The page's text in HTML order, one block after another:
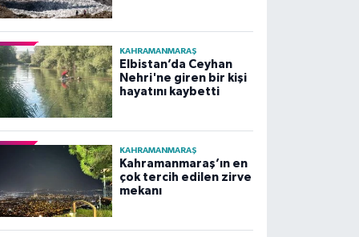
KAHRAMANMARAŞ
Elbistan’da Ceyhan
Nehri'ne giren bir kişi
hayatını kaybetti
KAHRAMANMARAŞ
Kahramanmaraş’ın en
çok tercih edilen zirve
mekanı